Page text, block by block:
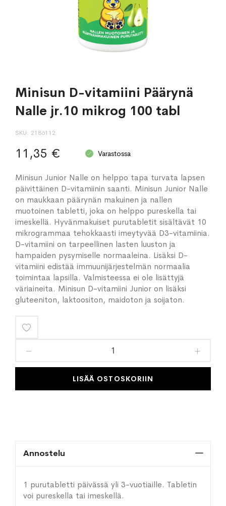
Minisun D-vitamiini Päärynä
Nalle jr.10 mikrog 100 tabl
SKU 2186112
11,35 € Varastossa
Minisun Junior Nalle on helppo tapa turvata lapsen
päivittäinen D-vitamiinin saanti. Minisun Junior Nalle
on maukkaan päärynän makuinen ja nallen
muotoinen tabletti, joka on helppo pureskella tai
imeskellä. Hyvänmakuiset purutabletit sisältävät 10
mikrogrammaa tehokkaasti imeytyvää D3-vitamiinia.
D-vitamiini on tarpeellinen lasten luuston ja
hampaiden pysymiselle normaaleina. Lisäksi D-
vitamiini edistää immuunijärjestelmän normaalia
toimintaa lapsilla. Valmisteessa ei ole lisättyjä
väriaineita. Minisun D-vitamiini Junior on lisäksi
gluteeniton, laktoositon, maidoton ja soijaton.
toivelistaan
LISÄÄ OSTOSKORIIN
Annostelu
1 purutabletti päivässä yli 3-vuotiaille. Tabletin
voi pureskella tai imeskellä.